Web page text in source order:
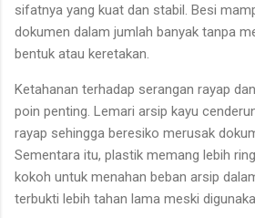
sifatnya yang kuat dan stabil. Besi
dokumen dalam jumlah banyak tanpa
bentuk atau keretakan.
Ketahanan terhadap serangan rayap
poin penting. Lemari arsip kayu
rayap sehingga beresiko merusak
Sementara itu, plastik memang lebih
kokoh untuk menahan beban arsip
terbukti lebih tahan lama meski